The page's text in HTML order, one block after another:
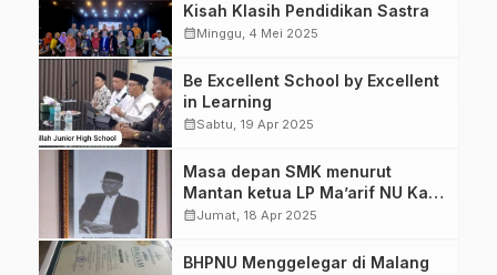
Kisah Klasih Pendidikan Sastra
calendar_monthMinggu, 4 Mei 2025
Be Excellent School by Excellent
in Learning
calendar_monthSabtu, 19 Apr 2025
Masa depan SMK menurut
Mantan ketua LP Ma’arif NU Kab
Malang dalam pengukuhan Guru
MPd, Med.
calendar_monthJumat, 18 Apr 2025
BHPNU Menggelegar di Malang